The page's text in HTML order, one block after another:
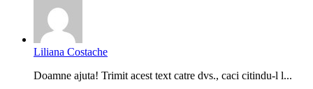
Liliana Costache
Doamne ajuta! Trimit acest text catre dvs., caci citindu-l l...